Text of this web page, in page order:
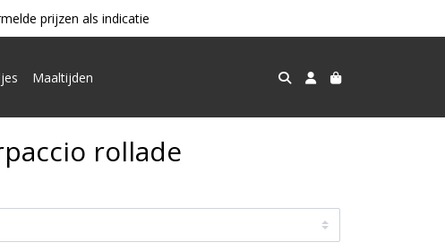
prijzen als indicatie
Maaltijden
rollade